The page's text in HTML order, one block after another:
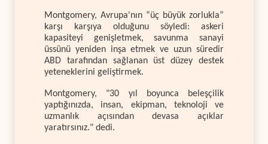
Montgomery, Avrupa'nın “üç büyük zorlukla”
karşı karşıya olduğunu söyledi: askeri
kapasiteyi genişletmek, savunma sanayi
üssünü yeniden inşa etmek ve uzun süredir
ABD tarafından sağlanan üst düzey destek
yeteneklerini geliştirmek.
Montgomery, "30 yıl boyunca beleşçilik
yaptığınızda, insan, ekipman, teknoloji ve
uzmanlık açısından devasa açıklar
yaratırsınız." dedi.